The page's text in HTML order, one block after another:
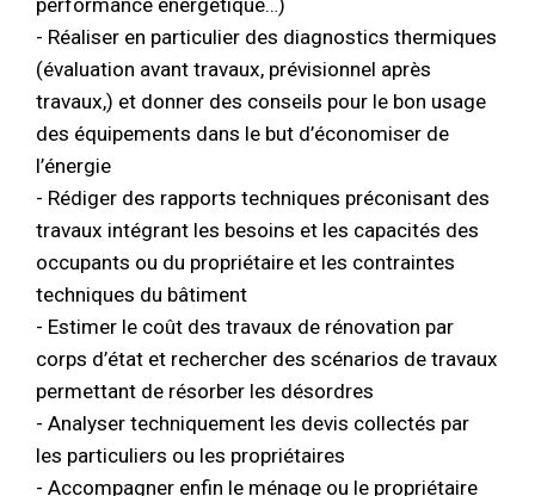
- Réaliser en particulier des diagnostics thermiques
(évaluation avant travaux, prévisionnel après
travaux,) et donner des conseils pour le bon usage
des équipements dans le but d’économiser de
l’énergie
- Rédiger des rapports techniques préconisant des
travaux intégrant les besoins et les capacités des
occupants ou du propriétaire et les contraintes
techniques du bâtiment
- Estimer le coût des travaux de rénovation par
corps d’état et rechercher des scénarios de travaux
permettant de résorber les désordres
- Analyser techniquement les devis collectés par
les particuliers ou les propriétaires
- Accompagner enfin le ménage ou le propriétaire